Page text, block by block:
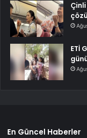
ETİ
En Güncel Haberler